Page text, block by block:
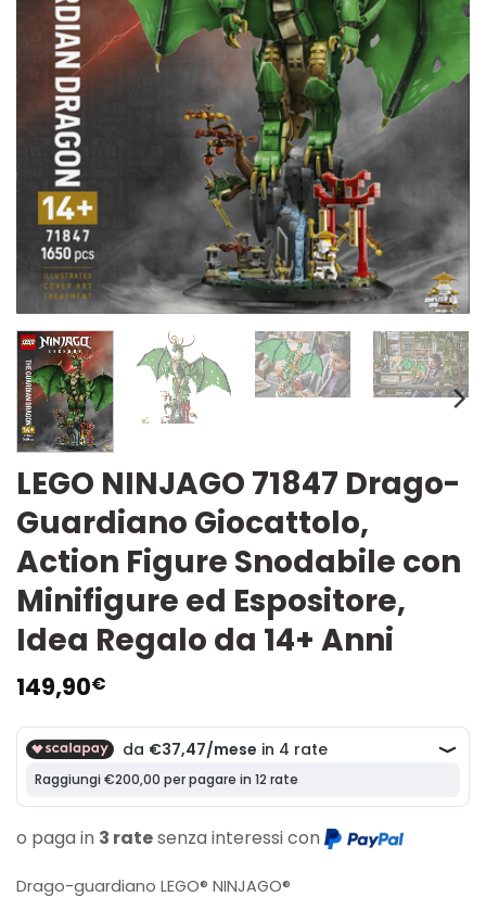
LEGO NINJAGO 71847 Drago-
Guardiano Giocattolo,
Action Figure Snodabile con
Minifigure ed Espositore,
Idea Regalo da 14+ Anni
149,90€
o paga in 3 ratesenza interessi con
Drago-guardiano LEGO® NINJAGO®